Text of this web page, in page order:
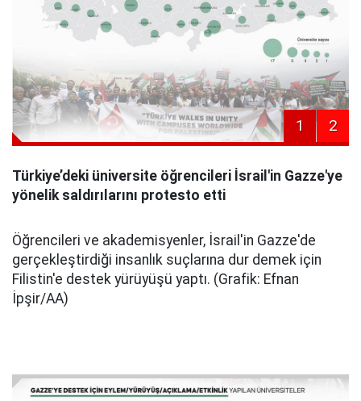
1 2
Türkiye’deki üniversite öğrencileri İsrail'in Gazze'ye
yönelik saldırılarını protesto etti
Öğrencileri ve akademisyenler, İsrail'in Gazze'de
gerçekleştirdiği insanlık suçlarına dur demek için
Filistin'e destek yürüyüşü yaptı. (Grafik: Efnan
İpşir/AA)